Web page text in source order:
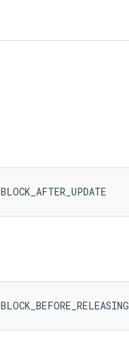
BLOCK_AFTER_UPDATE
BLOCK_BEFORE_RELEASING